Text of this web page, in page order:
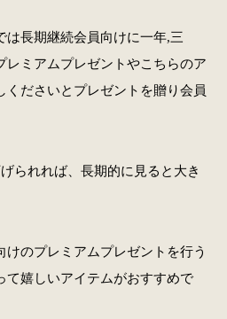
は長期継続会員向けに一年,三
レミアムプレゼントやこちらのア
くださいとプレゼントを贈り会員
られれば、長期的に見ると大き
のプレミアムプレゼントを行う
て嬉しいアイテムがおすすめで